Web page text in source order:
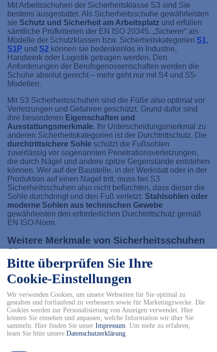
Bitte überprüfen Sie Ihre
Cookie-Einstellungen
Wir verwenden Cookies, um unsere Webseiten für Sie optimal zu
gestalten und fortlaufend zu verbessern sowie für Marketingzwecke. Die
Cookies werden zur Personalisierung von Anzeigen verwendet. Hier
können Sie einsehen und anpassen, welche Information wir über Sie
sammeln. Hier finden Sie unser Impressum. Um mehr zu erfahren,
lesen Sie bitte unsere Datenschutzerklärung.
Mit Arbeitsschuhen der Sicherheitsklasse S3 sind Sie
bestens ausgestattet. Als Sicherheitsschuhe gewährleisten
sie Schutz und Sicherheit am Arbeitsplatz und erfüllen
sämtliche Prüfkriterien der EN ISO 20345. „Sicherer“ als
Modelle der Schutzklassen bzw. Sicherheitskategorien S1,
S1P und S2 können sie bedenkenlos in Industrie,
Handwerk oder Logistik getragen werden. Den
Anforderungen der Berufsgenossenschaften werden die
Schuhe absolut gerecht – mehr geht nur mit S4 und S5-
Modellen.
Mit S3 Sicherheitsschuhen sind die Füße also optimal vor
Verletzungen und Gefahren geschützt. Grund dafür sind
ihre besonderen Eigenschaften und
Ausstattungsmerkmale. Ihr Unterscheidungsmerkmal zu
anderen Sicherheitskategorien ist der Durchtrittschutz. Die
durchtrittsichere Sohle schützt die Fußsohlen
zuverlässig vor sogenannten Penetrationsverletzungen,
die durch Nägel und andere spitze Gegenstände entstehen
können. Wer auf der Baustelle, in der Werkstatt oder in der
Produktion auf einen Nagel tritt, muss bei S3
Sicherheitsschuhen also nicht befürchten, dass dieser die
Sohle durchdringt und den Fuß verletzt. Stahlsohlen oder
moderne Sohlen aus technischen Gewebe
gewährleisten den erforderlichen Durchtrittschutz gemäß
EN ISO-Norm.
Weitere Merkmale von Sicherheitsschuhen
S3
durchtrittsichere Sohle (P)
Zehenschutzkappe aus Metall/ Aluminium oder
Kunststoff (bis 200 Joule)
geschlossener Fersenbereich
Energieaufnahme im Fersenbereich (E)
antistatische Sohle (A)
öl- und benzinresistente Sohle (FO)
profilierte und damit rutschhemmende Laufsohle